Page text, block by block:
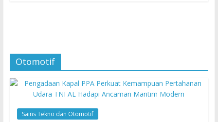
Otomotif
Sains Tekno dan Otomotif